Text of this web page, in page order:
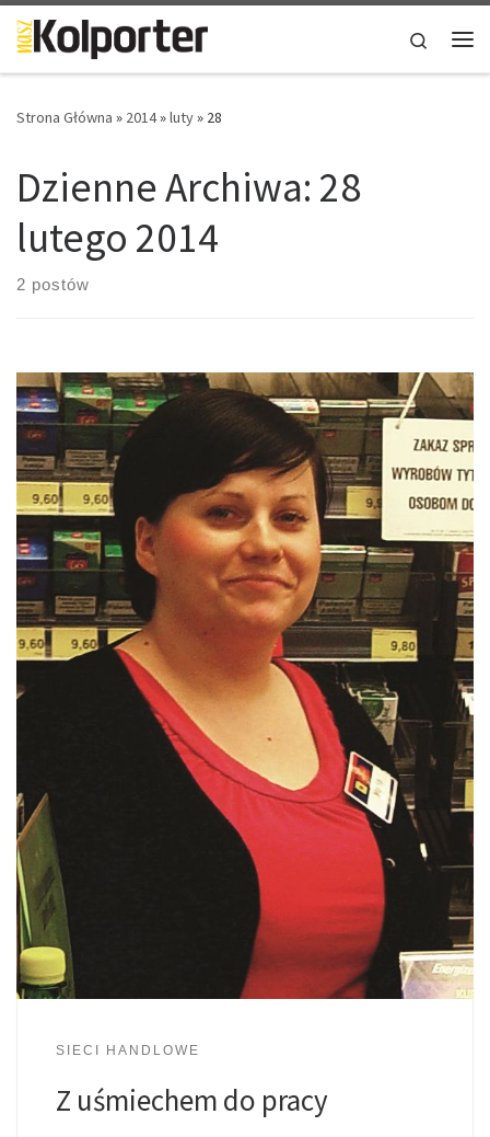
Skip to content
Search
Strona Główna » 2014»luty» 28
Dzienne Archiwa: 28
lutego 2014
2 postów
SIECI HANDLOWE
Z uśmiechem do pracy